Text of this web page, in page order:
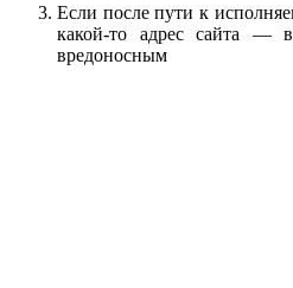
Если после пути к
какой-то адрес сайта —